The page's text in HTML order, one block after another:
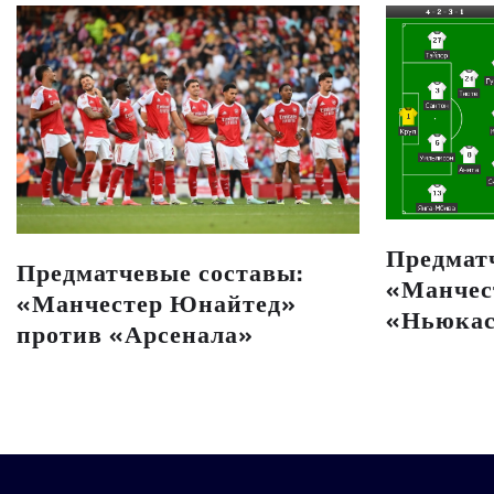
Предматчевые составы:
«Манчестер Юнайтед»
против «Арсенала»